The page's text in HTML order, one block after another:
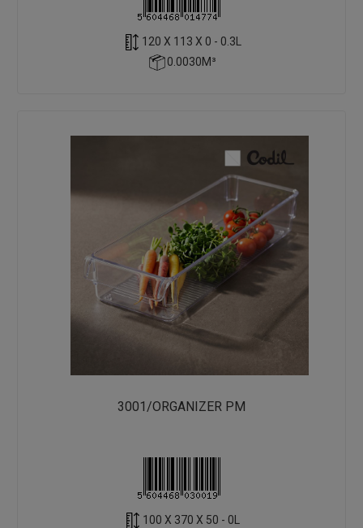
120 X 113 X 0 - 0.3L
0.0030M³
3001/ORGANIZER PM
100 X 370 X 50 - 0L